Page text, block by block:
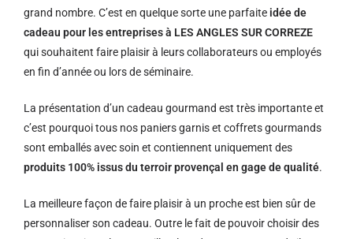
grand nombre. C’est en quelque sorte une parfaite idée de
cadeau pour les entreprises à LES ANGLES SUR CORREZE
qui souhaitent faire plaisir à leurs collaborateurs ou employés
en fin d’année ou lors de séminaire.
La présentation d’un cadeau gourmand est très importante et
c’est pourquoi tous nos paniers garnis et coffrets gourmands
sont emballés avec soin et contiennent uniquement des
produits 100% issus du terroir provençal en gage de qualité.
La meilleure façon de faire plaisir à un proche est bien sûr de
personnaliser son cadeau. Outre le fait de pouvoir choisir des